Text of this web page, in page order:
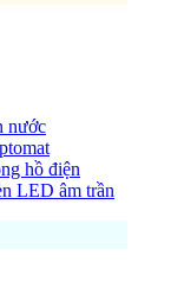
nước
hồ điện
LED âm trần